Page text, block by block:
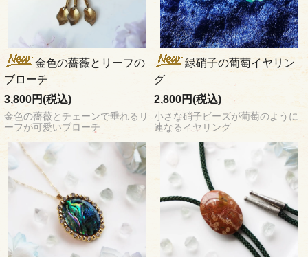
金色の薔薇とリーフの
ブローチ
3,800円(税込)
金色の薔薇とチェーンで垂れるリ
ーフが可愛いブローチ
緑硝子の葡萄イヤリン
グ
2,800円(税込)
小さな硝子ビーズが葡萄のように
連なるイヤリング